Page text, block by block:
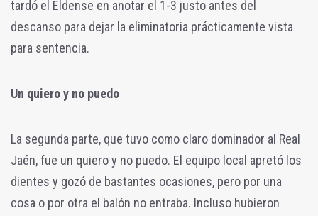
tardó el Eldense en anotar el 1-3 justo antes del
descanso para dejar la eliminatoria prácticamente vista
para sentencia.
Un quiero y no puedo
La segunda parte, que tuvo como claro dominador al Real
Jaén, fue un quiero y no puedo. El equipo local apretó los
dientes y gozó de bastantes ocasiones, pero por una
cosa o por otra el balón no entraba. Incluso hubieron